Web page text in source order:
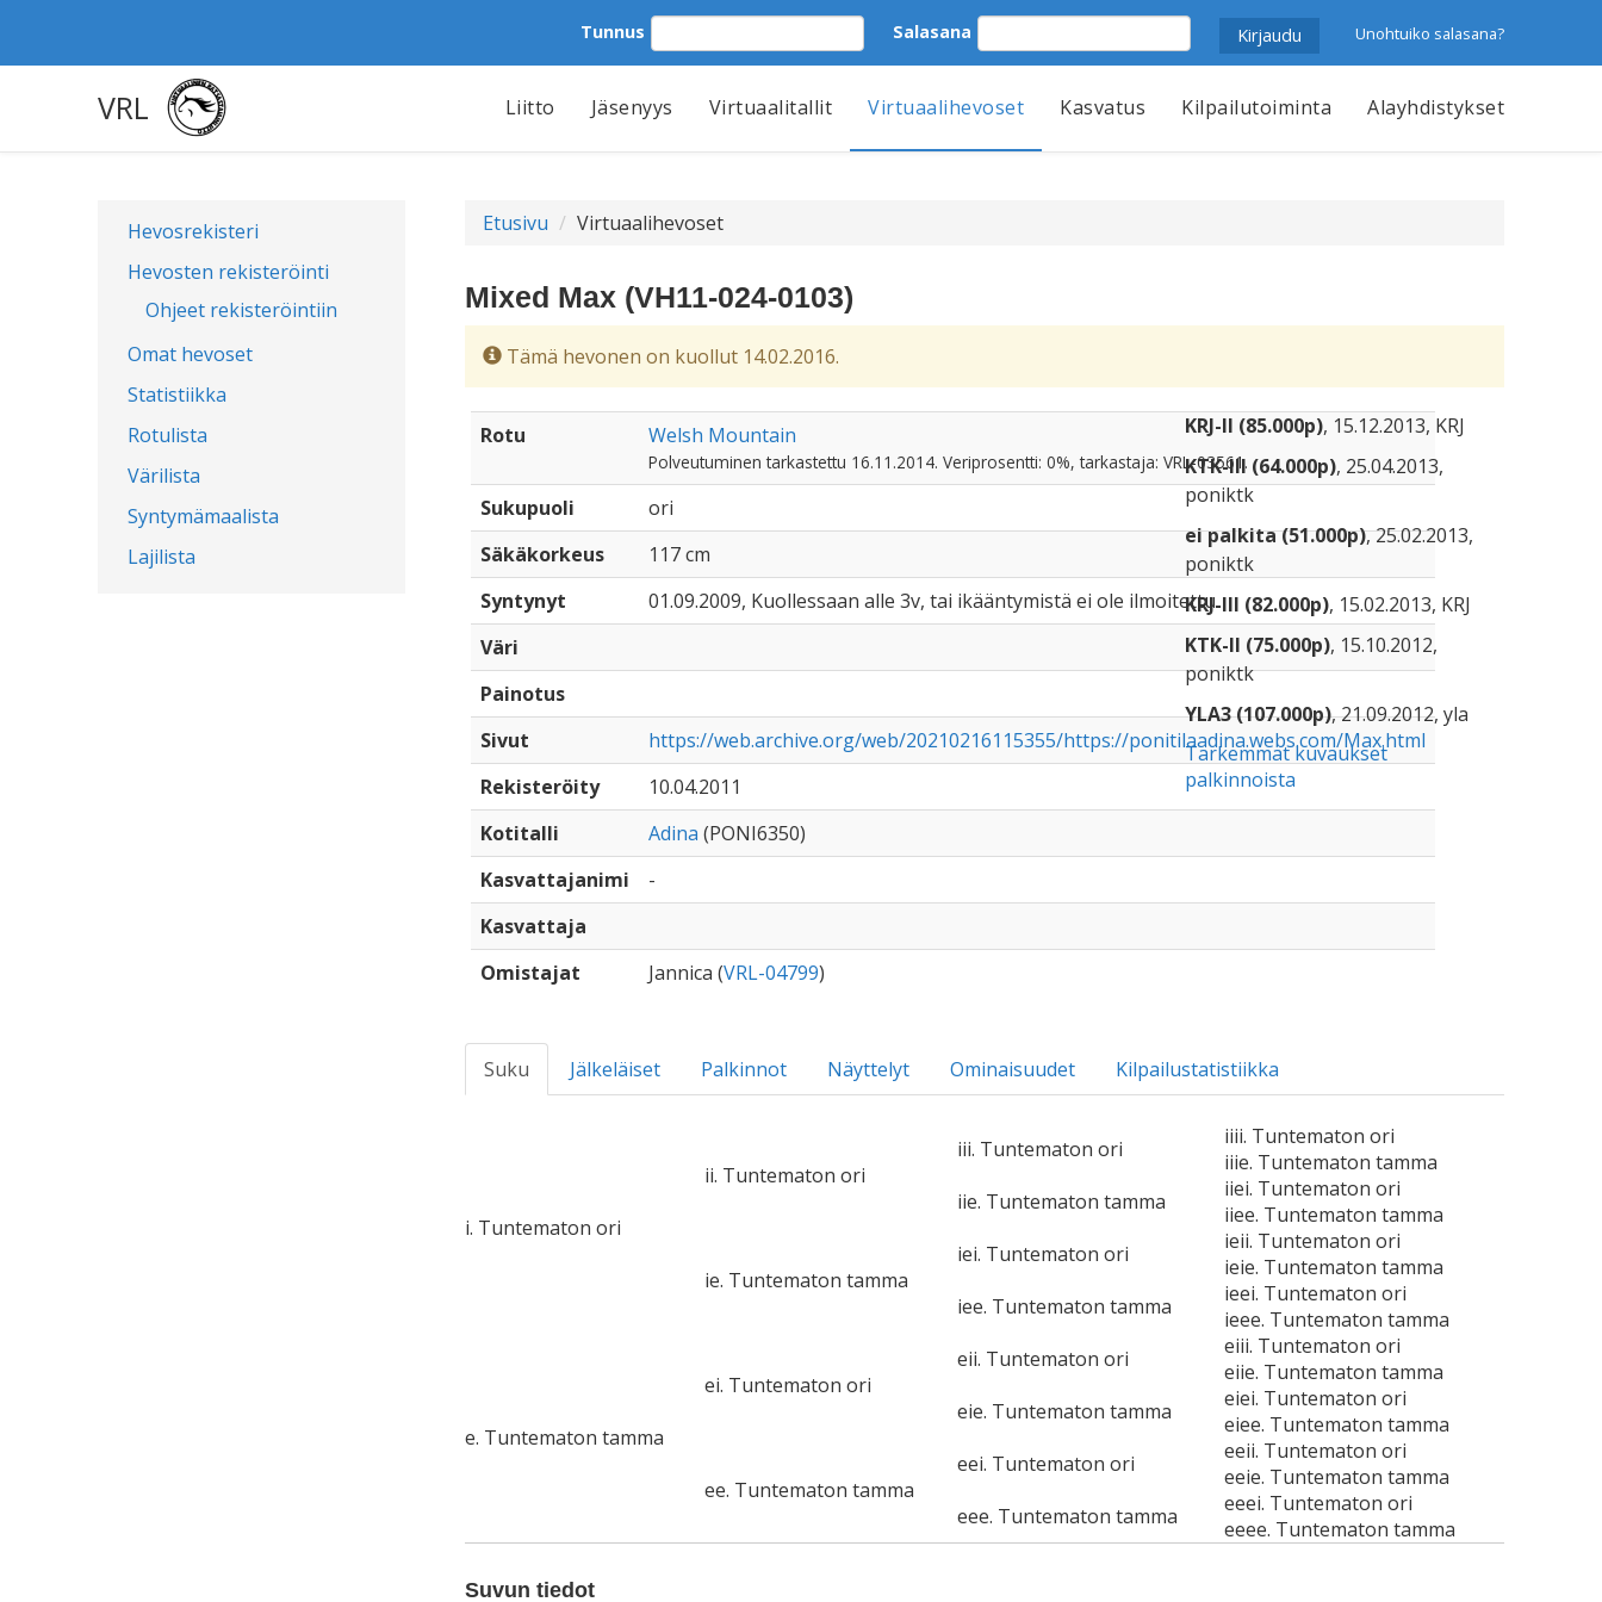
Tunnus Salasana Unohtuiko salasana?
VRL Liitto Jäsenyys Virtuaalitallit Virtuaalihevoset Kasvatus Kilpailutoiminta Alayhdistykset
Hevosrekisteri
Hevosten rekisteröinti
Ohjeet rekisteröintiin
Omat hevoset
Statistiikka
Rotulista
Värilista
Syntymämaalista
Lajilista
Etusivu Virtuaalihevoset
Mixed Max (VH11-024-0103)
Tämä hevonen on kuollut 14.02.2016.
Rotu Welsh Mountain
Polveutuminen tarkastettu 16.11.2014. Veriprosentti: 0%, tarkastaja: VRL-03561.
Sukupuoli
ori
Säkäkorkeus
117 cm
Syntynyt
01.09.2009, Kuollessaan alle 3v, tai ikääntymistä ei ole ilmoitettu
Väri
Painotus
Sivut
https://web.archive.org/web/20210216115355/https://ponitilaadina.webs.com/Max.html
Rekisteröity
10.04.2011
Kotitalli
Adina (PONI6350)
Kasvattajanimi
-
Kasvattaja
Omistajat
Jannica (VRL-04799)
KRJ-II (85.000p), 15.12.2013, KRJ
KTK-III (64.000p), 25.04.2013,
poniktk
ei palkita (51.000p), 25.02.2013,
poniktk
KRJ-III (82.000p), 15.02.2013, KRJ
KTK-II (75.000p), 15.10.2012,
poniktk
YLA3 (107.000p), 21.09.2012, yla
Tarkemmat kuvaukset
palkinnoista
Suku Jälkeläiset Palkinnot Näyttelyt Ominaisuudet Kilpailustatistiikka
i. Tuntematon ori
ii. Tuntematon ori
iii. Tuntematon ori
iiii. Tuntematon ori
iiie. Tuntematon tamma
iie. Tuntematon tamma
iiei. Tuntematon ori
iiee. Tuntematon tamma
ie. Tuntematon tamma
iei. Tuntematon ori
ieii. Tuntematon ori
ieie. Tuntematon tamma
iee. Tuntematon tamma
ieei. Tuntematon ori
ieee. Tuntematon tamma
e. Tuntematon tamma
ei. Tuntematon ori
eii. Tuntematon ori
eiii. Tuntematon ori
eiie. Tuntematon tamma
eie. Tuntematon tamma
eiei. Tuntematon ori
eiee. Tuntematon tamma
ee. Tuntematon tamma
eei. Tuntematon ori
eeii. Tuntematon ori
eeie. Tuntematon tamma
eee. Tuntematon tamma
eeei. Tuntematon ori
eeee. Tuntematon tamma
Suvun tiedot